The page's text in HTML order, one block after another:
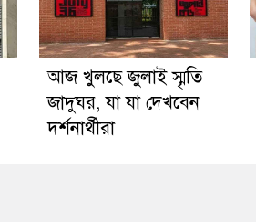
আজ খুলছে জুলাই স্মৃতি
জাদুঘর, যা যা দেখবেন
দর্শনার্থীরা